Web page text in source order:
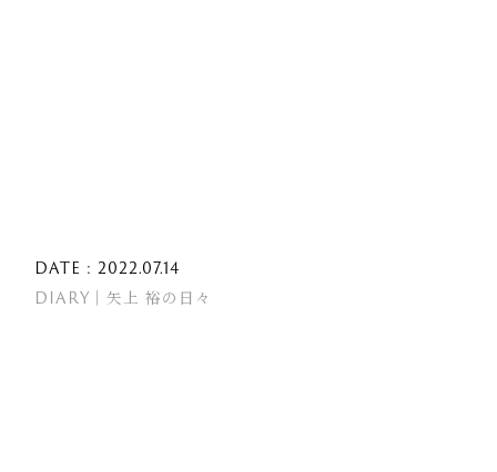
DATE : 2022.07.14
DIARY｜矢上 裕の日々